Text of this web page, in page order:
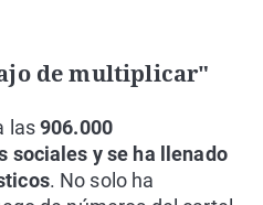
de multiplicar"
las906.000
sociales y se ha llenado
. No solo ha